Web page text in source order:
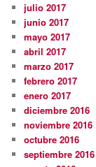
julio 2017
junio 2017
mayo 2017
abril 2017
marzo 2017
febrero 2017
enero 2017
diciembre 2016
noviembre 2016
octubre 2016
septiembre 2016